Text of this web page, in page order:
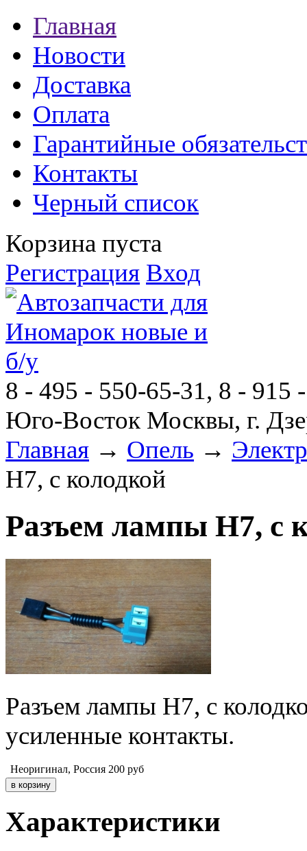
Главная
Новости
Доставка
Оплата
Гарантийные
Контакты
Черный список
Корзина пуста
Регистрация Вход
8 - 495 - 550-65-31, 8 - 915
Юго-Восток Москвы, г.
Главная → Опель →
H7, с колодкой
Разъем лампы H7, с
Разъем лампы H7, с
усиленные контакты.
Неоригинал, Россия 200 руб
Характеристики